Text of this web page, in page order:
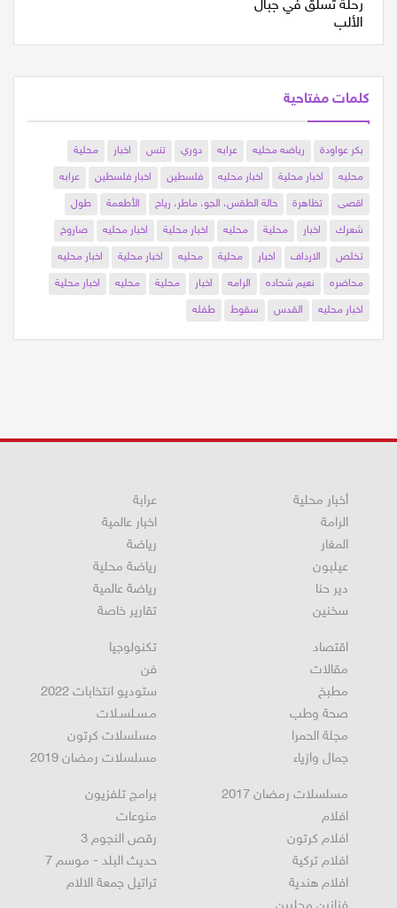
كلمات مفتاحية
بكر عواودة رياضه محليه عرابه دوري تنس اخبار
محلية
محليه
اخبار محلية اخبار محليه فلسطين اخبار فلسطين
عرابه
اقصى
تظاهرة حالة الطقس، الجو، ماطر، رياح الأطعمة
طول
شعرك
اخبار محلية محليه اخبار محلية اخبار محليه
صاروخ
تخلص
الارداف اخبار محلية محليه اخبار محلية
اخبار محليه
محاضره
نعيم شحاده الرامه اخبار محلية محليه
اخبار محلية
اخبار محليه
القدس سقوط طفله
أخبار محلية
الرامة
المغار
عيلبون
دير حنا
سخنين
عرابة
اخبار عالمية
رياضة
رياضة محلية
رياضة عالمية
تقارير خاصة
اقتصاد
مقالات
مطبخ
صحة وطب
مجلة الحمرا
جمال وازياء
تكنولوجيا
فن
ستوديو انتخابات 2022
مـسـلسـلات
مسلسلات كرتون
مسلسلات رمضان 2019
مسلسلات رمضان 2017
افلام
افلام كرتون
افلام تركية
افلام هندية
فنانين محليين
برامج تلفزيون
منوعات
رقص النجوم 3
حديث البلد - موسم 7
تراتيل جمعة الالام